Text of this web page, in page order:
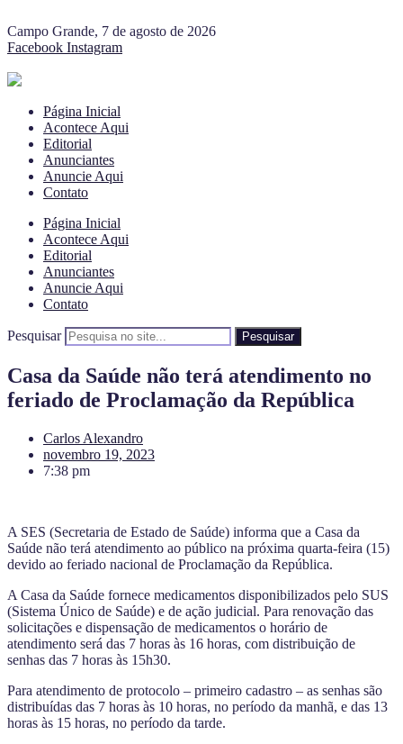
Campo Grande, 7 de agosto de 2026
Facebook Instagram
Página Inicial
Acontece Aqui
Editorial
Anunciantes
Anuncie Aqui
Contato
Página Inicial
Acontece Aqui
Editorial
Anunciantes
Anuncie Aqui
Contato
Pesquisar Pesquisar
Casa da Saúde não terá atendimento no
feriado de Proclamação da República
Carlos Alexandro
novembro 19, 2023
7:38 pm
A SES (Secretaria de Estado de Saúde) informa que a Casa da
Saúde não terá atendimento ao público na próxima quarta-feira (15)
devido ao feriado nacional de Proclamação da República.
A Casa da Saúde fornece medicamentos disponibilizados pelo SUS
(Sistema Único de Saúde) e de ação judicial. Para renovação das
solicitações e dispensação de medicamentos o horário de
atendimento será das 7 horas às 16 horas, com distribuição de
senhas das 7 horas às 15h30.
Para atendimento de protocolo – primeiro cadastro – as senhas são
distribuídas das 7 horas às 10 horas, no período da manhã, e das 13
horas às 15 horas, no período da tarde.